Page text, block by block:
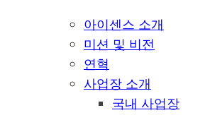
아이센스 소개
미션 및 비전
연혁
사업장 소개
국내 사업장